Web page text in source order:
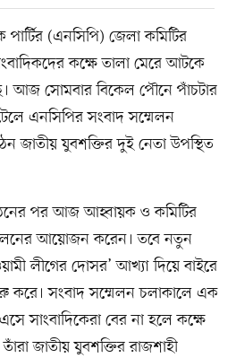
পার্টির (এনসিপি) জেলা কমিটির
কক্ষে তালা মেরে আটকে
আজ সোমবার বিকেল পৌনে পাঁচটার
এনসিপির সংবাদ সম্মেলন
জাতীয় যুবশক্তির দুই নেতা উপস্থিত
পর আজ আহ্বায়ক ও কমিটির
আয়োজন করেন। তবে নতুন
লীগের দোসর’ আখ্যা দিয়ে বাইরে
করে। সংবাদ সম্মেলন চলাকালে এক
সাংবাদিকেরা বের না হলে কক্ষে
জাতীয় যুবশক্তির রাজশাহী